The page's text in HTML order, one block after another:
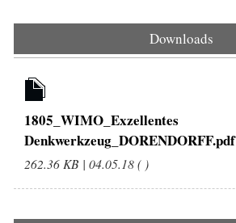
Downloads
1805_WIMO_Exzellentes
Denkwerkzeug_DORENDORFF.pdf
262.36 KB | 04.05.18 ( )